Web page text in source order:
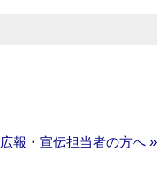
広報・宣伝担当者の方へ »